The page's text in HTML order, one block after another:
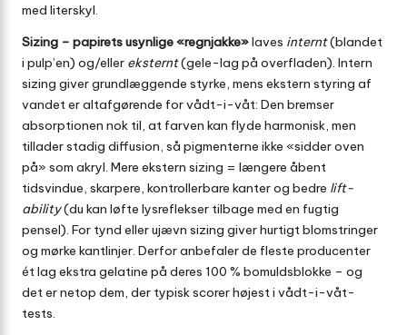
med literskyl.
Sizing – papirets usynlige «regnjakke»laves internt(blandet
i pulp’en) og/eller eksternt(gele-lag på overfladen). Intern
sizing giver grundlæggende styrke, mens ekstern styring af
vandet er altafgørende for vådt-i-våt: Den bremser
absorptionen nok til, at farven kan flyde harmonisk, men
tillader stadig diffusion, så pigmenterne ikke «sidder oven
på» som akryl. Mere ekstern sizing = længere åbent
tidsvindue, skarpere, kontrollerbare kanter og bedre lift-
ability(du kan løfte lysreflekser tilbage med en fugtig
pensel). For tynd eller ujævn sizing giver hurtigt blomstringer
og mørke kantlinjer. Derfor anbefaler de fleste producenter
ét lag ekstra gelatine på deres 100 % bomuldsblokke – og
det er netop dem, der typisk scorer højest i vådt-i-våt-
tests.